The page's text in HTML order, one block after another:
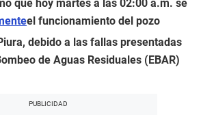
que hoy martes a las 02:00 a.m. se
el funcionamiento del pozo
debido a las fallas presentadas
de Aguas Residuales (EBAR)